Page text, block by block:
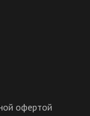
офертой